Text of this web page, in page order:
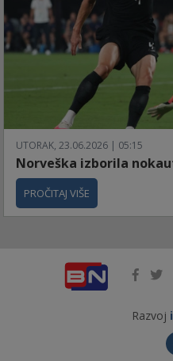
UTORAK, 23.06.2026 | 05:15
Norveška izborila
PROČITAJ VIŠE
Razvoj